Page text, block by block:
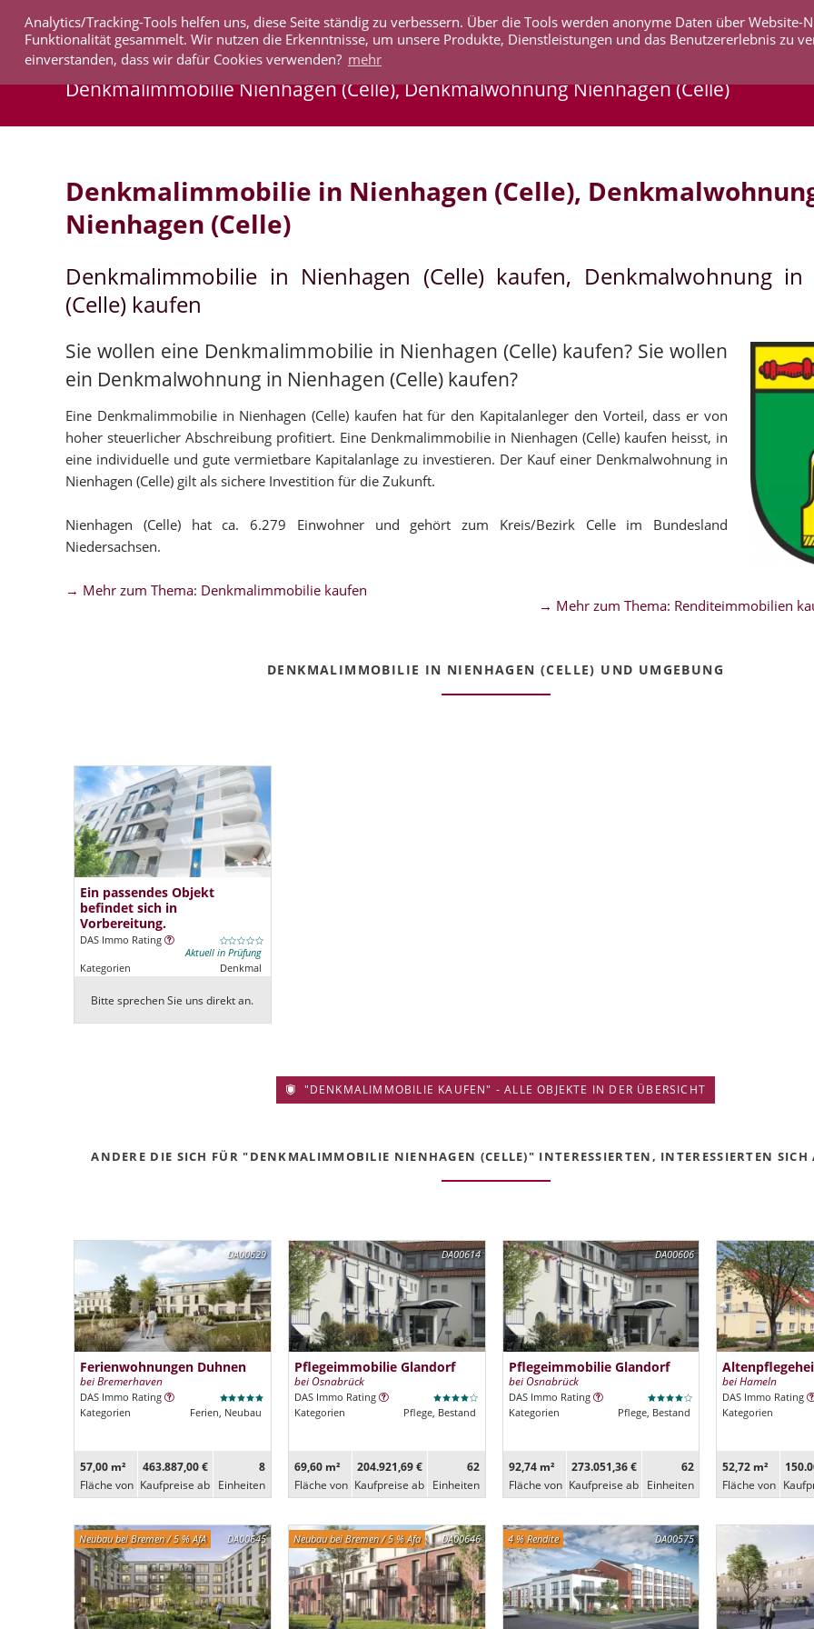
Analytics/Tracking-Tools helfen uns, diese Seite ständig zu verbessern. Über die Tools werden anonyme Daten über Website-
Funktionalität gesammelt. Wir nutzen die Erkenntnisse, um unsere Produkte, Dienstleistungen und das Benutzererlebnis zu
einverstanden, dass wir dafür Cookies verwenden? mehr
IMMOBILIEN AKTUELLES UNTERNEHMEN SERVICE
Denkmalimmobilie Nienhagen (Celle), Denkmalwohnung Nienhagen (Celle)
Denkmalimmobilie in Nienhagen (Celle),
Nienhagen (Celle)
Denkmalimmobilie in Nienhagen (Celle) kaufen, Denkmalwohnung in
(Celle) kaufen
Sie wollen eine Denkmalimmobilie in Nienhagen (Celle) kaufen? Sie wollen
ein Denkmalwohnung in Nienhagen (Celle) kaufen?
Eine Denkmalimmobilie in Nienhagen (Celle) kaufen hat für den Kapitalanleger den Vorteil, dass er von
hoher steuerlicher Abschreibung profitiert. Eine Denkmalimmobilie in Nienhagen (Celle) kaufen heisst, in
eine individuelle und gute vermietbare Kapitalanlage zu investieren. Der Kauf einer Denkmalwohnung in
Nienhagen (Celle) gilt als sichere Investition für die Zukunft.
Nienhagen (Celle) hat ca. 6.279 Einwohner und gehört zum Kreis/Bezirk Celle im Bundesland
Niedersachsen.
→ Mehr zum Thema: Denkmalimmobilie kaufen
→ Mehr zum Thema: Renditeimmobilien
DENKMALIMMOBILIE IN NIENHAGEN (CELLE) UND UMGEBUNG
Ein passendes Objekt
befindet sich in
Vorbereitung.
DAS Immo Rating
Aktuell in Prüfung
Kategorien
Denkmal
Bitte sprechen Sie uns direkt an.
"DENKMALIMMOBILIE KAUFEN" - ALLE OBJEKTE IN DER ÜBERSICHT
ANDERE DIE SICH FÜR "DENKMALIMMOBILIE NIENHAGEN (CELLE)" INTERESSIERTEN, INTERESSIERTEN
DA00629
Ferienwohnungen Duhnen
bei Bremerhaven
DAS Immo Rating
Kategorien
Ferien, Neubau
57,00 m²
Fläche von
463.887,00 €
Kaufpreise ab
8
Ein­heiten
DA00614
Pflegeimmobilie Glandorf
bei Osnabrück
DAS Immo Rating
Kategorien
Pflege, Bestand
69,60 m²
Fläche von
204.921,69 €
Kaufpreise ab
62
Ein­heiten
DA00606
Pflegeimmobilie Glandorf
bei Osnabrück
DAS Immo Rating
Kategorien
Pflege, Bestand
92,74 m²
Fläche von
273.051,36 €
Kaufpreise ab
62
Ein­heiten
bei Hameln
DAS Immo Rating
Kategorien
52,72 m²
Fläche von
DA00645
Neubau bei Bremen / 5 % AfA DA00646
Neubau bei Bremen / 5 % Afa DA00575
4 % Rendite